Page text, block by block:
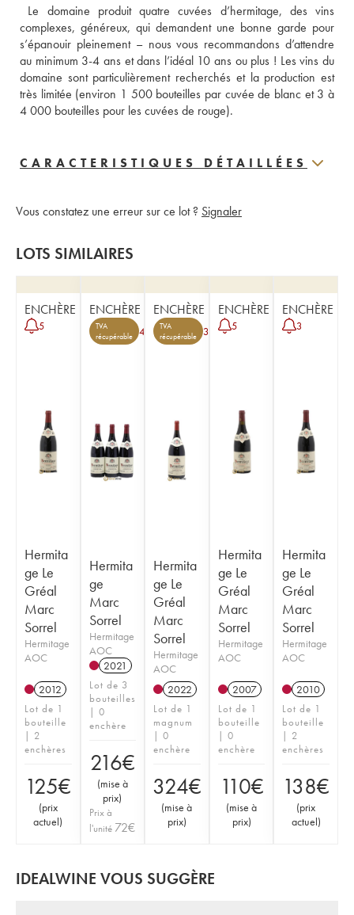
Le domaine produit quatre cuvées d’hermitage, des vins
complexes, généreux, qui demandent une bonne garde pour
s’épanouir pleinement – nous vous recommandons d’attendre
au minimum 3-4 ans et dans l’idéal 10 ans ou plus ! Les vins du
domaine sont particulièrement recherchés et la production est
très limitée (environ 1 500 bouteilles par cuvée de blanc et 3 à
4 000 bouteilles pour les cuvées de rouge).
CARACTERISTIQUES DÉTAILLÉES
Vous constatez une erreur sur ce lot ? Signaler
LOTS SIMILAIRES
ENCHÈRE
5
Hermita
ge Le
Gréal
Marc
Sorrel
Hermitage
AOC
2012
Lot de 1
bouteille
| 2
enchères
125€
(prix
actuel)
ENCHÈRE
TVA
récupérable
4
Hermita
ge
Marc
Sorrel
Hermitage
AOC
2021
Lot de 3
bouteilles
| 0
enchère
216€
(mise à
prix)
Prix à
l'unité 72€
ENCHÈRE
TVA
récupérable
3
Hermita
ge Le
Gréal
Marc
Sorrel
Hermitage
AOC
2022
Lot de 1
magnum
| 0
enchère
324€
(mise à
prix)
ENCHÈRE
5
Hermita
ge Le
Gréal
Marc
Sorrel
Hermitage
AOC
2007
Lot de 1
bouteille
| 0
enchère
110€
(mise à
prix)
ENCHÈRE
3
Hermita
ge Le
Gréal
Marc
Sorrel
Hermitage
AOC
2010
Lot de 1
bouteille
| 2
enchères
138€
(prix
actuel)
IDEALWINE VOUS SUGGÈRE